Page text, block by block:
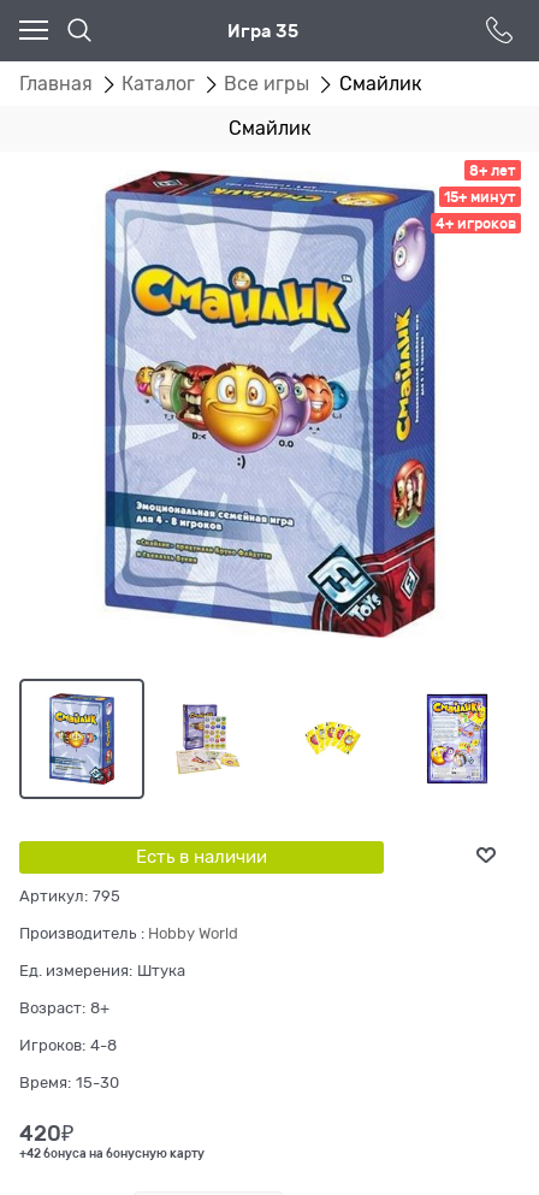
Игра 35
Главная Каталог Все игры Смайлик
Смайлик
8+ лет
15+ минут
4+ игроков
Есть в наличии
Артикул: 795
Производитель : Hobby World
Ед. измерения: Штука
Возраст: 8+
Игроков: 4-8
Время: 15-30
420₽
+42 бонуса на бонусную карту